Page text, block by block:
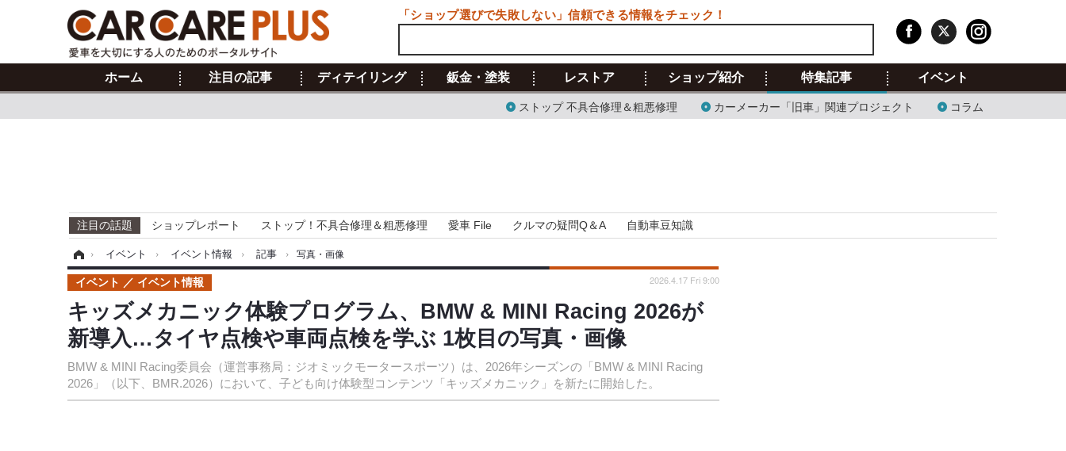
ホーム 注目の記事 ディテイリング 鈑金・塗装 レストア ショップ紹介 特集記事
ストップ 不具合修理＆粗悪修理 カーメーカー「旧車」関連プロジェクト コラム
イベント
注目の話題 ショップレポート ストップ！不具合修理＆粗悪修理 愛車 File クルマの疑問Q＆A 自動車豆知識
› イベント › イベント情報 › 記事 › 写真・画像
キッズメカニック体験プログラム、BMW & MINI Racing 2026が
新導入…タイヤ点検や車両点検を学ぶ 1枚目の写真・画像
BMW & MINI Racing委員会（運営事務局：ジオミックモータースポーツ）は、2026年シーズンの「BMW & MINI Racing
2026」（以下、BMR.2026）において、子ども向け体験型コンテンツ「キッズメカニック」を新たに開始した。
イベント イベント情報 2026.4.17 Fri 9:00
「ショップ選びで失敗しない」信頼できる情報をチェック！